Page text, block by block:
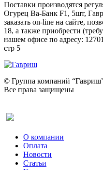
Поставки производятся
Огурец Ва-Банк F1, 5шт,
заказать on-line на сайте,
18, а также приобрести
нашем офисе по адресу:
стр 5
© Группа компаний
Все права защищены
О компании
Оплата
Новости
Статьи